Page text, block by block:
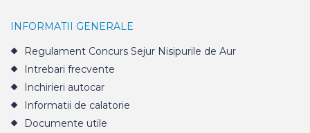
INFORMATII GENERALE
Regulament Concurs Sejur Nisipurile de Aur
Intrebari frecvente
Inchirieri autocar
Informatii de calatorie
Documente utile